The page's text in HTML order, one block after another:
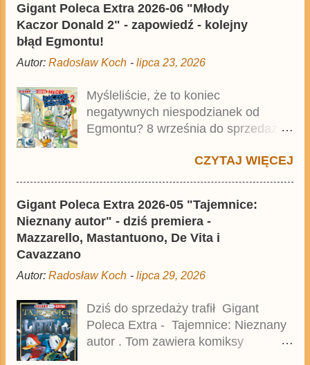
wynosi 49,99 zł i zamówicie go także
z rabatem na Egmont.pl . Za
przekład odpowiadał Jacek
Drewnowski. Publikacja jest
niemieckiego Lustiges Taschenbuch
Phantomias Collection , który trafił do
sprzedaży pod koniec 2025 roku.
Gigant Poleca Extra 2026-06 "Młody
Kaczor Donald 2" - zapowiedź - kolejny
błąd Egmontu!
Autor: Radosław Koch - lipca 23, 2026
Myśleliście, że to koniec
negatywnych niespodzianek od
Egmontu? 8 września do sprzedaży
Kaczor Donald 2 . Jednak wbrew
wydania o przygodach młodego
Kaczora Donalda i jego przyjaciół,
lecz prawdopodobnie znajdą się tam
będzie liczyła ok. 360 stron i
znajdą się historie z tomów 20. i 21.
Lustiges Taschenbuch Young
Comics, które zostały wydane w
CZYTAJ WIĘCEJ
Gigant Poleca Extra 2026-05 "Tajemnice:
Nieznany autor" - dziś premiera -
Mazzarello, Mastantuono, De Vita i
Cavazzano
Autor: Radosław Koch - lipca 29, 2026
Dziś do sprzedaży trafił Gigant
Poleca Extra - Tajemnice: Nieznany
autor . Tom zawiera komiksy